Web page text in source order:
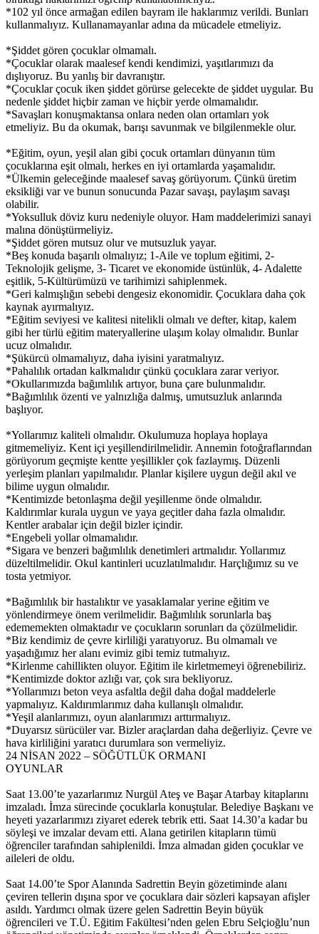
*102 yıl önce armağan edilen bayram ile haklarımız verildi. Bunları
kullanmalıyız. Kullanamayanlar adına da mücadele etmeliyiz.
*Şiddet gören çocuklar olmamalı.
*Çocuklar olarak maalesef kendi kendimizi, yaşıtlarımızı da
dışlıyoruz. Bu yanlış bir davranıştır.
*Çocuklar çocuk iken şiddet görürse gelecekte de şiddet uygular. Bu
nedenle şiddet hiçbir zaman ve hiçbir yerde olmamalıdır.
*Savaşları konuşmaktansa onlara neden olan ortamları yok
etmeliyiz. Bu da okumak, barışı savunmak ve bilgilenmekle olur.
*Eğitim, oyun, yeşil alan gibi çocuk ortamları dünyanın tüm
çocuklarına eşit olmalı, herkes en iyi ortamlarda yaşamalıdır.
*Ülkemin geleceğinde maalesef savaş görüyorum. Çünkü üretim
eksikliği var ve bunun sonucunda Pazar savaşı, paylaşım savaşı
olabilir.
*Yoksulluk döviz kuru nedeniyle oluyor. Ham maddelerimizi sanayi
malına dönüştürmeliyiz.
*Şiddet gören mutsuz olur ve mutsuzluk yayar.
*Beş konuda başarılı olmalıyız; 1-Aile ve toplum eğitimi, 2-
Teknolojik gelişme, 3- Ticaret ve ekonomide üstünlük, 4- Adalette
eşitlik, 5-Kültürümüzü ve tarihimizi sahiplenmek.
*Geri kalmışlığın sebebi dengesiz ekonomidir. Çocuklara daha çok
kaynak ayırmalıyız.
*Eğitim seviyesi ve kalitesi nitelikli olmalı ve defter, kitap, kalem
gibi her türlü eğitim materyallerine ulaşım kolay olmalıdır. Bunlar
ucuz olmalıdır.
*Şükürcü olmamalıyız, daha iyisini yaratmalıyız.
*Pahalılık ortadan kalkmalıdır çünkü çocuklara zarar veriyor.
*Okullarımızda bağımlılık artıyor, buna çare bulunmalıdır.
*Bağımlılık özenti ve yalnızlığa dalmış, umutsuzluk anlarında
başlıyor.
*Yollarımız kaliteli olmalıdır. Okulumuza hoplaya hoplaya
gitmemeliyiz. Kent içi yeşillendirilmelidir. Annemin fotoğraflarından
görüyorum geçmişte kentte yeşillikler çok fazlaymış. Düzenli
yerleşim planları yapılmalıdır. Planlar kişilere uygun değil akıl ve
bilime uygun olmalıdır.
*Kentimizde betonlaşma değil yeşillenme önde olmalıdır.
Kaldırımlar kurala uygun ve yaya geçitler daha fazla olmalıdır.
Kentler arabalar için değil bizler içindir.
*Engebeli yollar olmamalıdır.
*Sigara ve benzeri bağımlılık denetimleri artmalıdır. Yollarımız
düzeltilmelidir. Okul kantinleri ucuzlatılmalıdır. Harçlığımız su ve
tosta yetmiyor.
*Bağımlılık bir hastalıktır ve yasaklamalar yerine eğitim ve
yönlendirmeye önem verilmelidir. Bağımlılık sorunlarla baş
edememekten olmaktadır ve çocukların sorunları da çözülmelidir.
*Biz kendimiz de çevre kirliliği yaratıyoruz. Bu olmamalı ve
yaşadığımız her alanı evimiz gibi temiz tutmalıyız.
*Kirlenme cahillikten oluyor. Eğitim ile kirletmemeyi öğrenebiliriz.
*Kentimizde doktor azlığı var, çok sıra bekliyoruz.
*Yollarımızı beton veya asfaltla değil daha doğal maddelerle
yapmalıyız. Kaldırımlarımız daha kullanışlı olmalıdır.
*Yeşil alanlarımızı, oyun alanlarımızı arttırmalıyız.
*Duyarsız sürücüler var. Bizler araçlardan daha değerliyiz. Çevre ve
hava kirliliğini yaratıcı durumlara son vermeliyiz.
24 NİSAN 2022 – SÖĞÜTLÜK ORMANI
OYUNLAR
Saat 13.00’te yazarlarımız Nurgül Ateş ve Başar Atarbay kitaplarını
imzaladı. İmza sürecinde çocuklarla konuştular. Belediye Başkanı ve
heyeti yazarlarımızı ziyaret ederek tebrik etti. Saat 14.30’a kadar bu
söyleşi ve imzalar devam etti. Alana getirilen kitapların tümü
öğrenciler tarafından sahiplenildi. İmza almadan giden çocuklar ve
aileleri de oldu.
Saat 14.00’te Spor Alanında Sadrettin Beyin gözetiminde alanı
çeviren tellerin dışına spor ve çocuklara dair sözleri kapsayan afişler
asıldı. Yardımcı olmak üzere gelen Sadrettin Beyin büyük
öğrencileri ve T.Ü. Eğitim Fakültesi’nden gelen Ebru Selçioğlu’nun